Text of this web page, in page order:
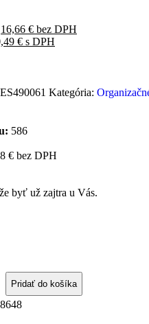
16,66 € bez DPH
€ s DPH
ES490061 Kategória:
586
€ bez DPH
byť už zajtra u Vás.
Pridať do košíka